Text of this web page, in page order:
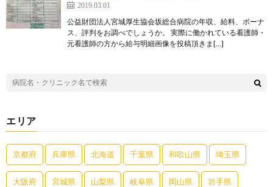
2019.03.01
公益財団法人宮城厚生協会坂総合病院の年収、給料、ボーナ
ス、評判をお調べでしょうか。 実際に働かれている看護師・
元看護師の方から給与明細画像を投稿頂きま[…]
エリア
京都府 兵庫県 北海道 千葉県 和歌山県 埼玉県
大阪府 宮城県 山梨県 岐阜県 岡山県 岩手県